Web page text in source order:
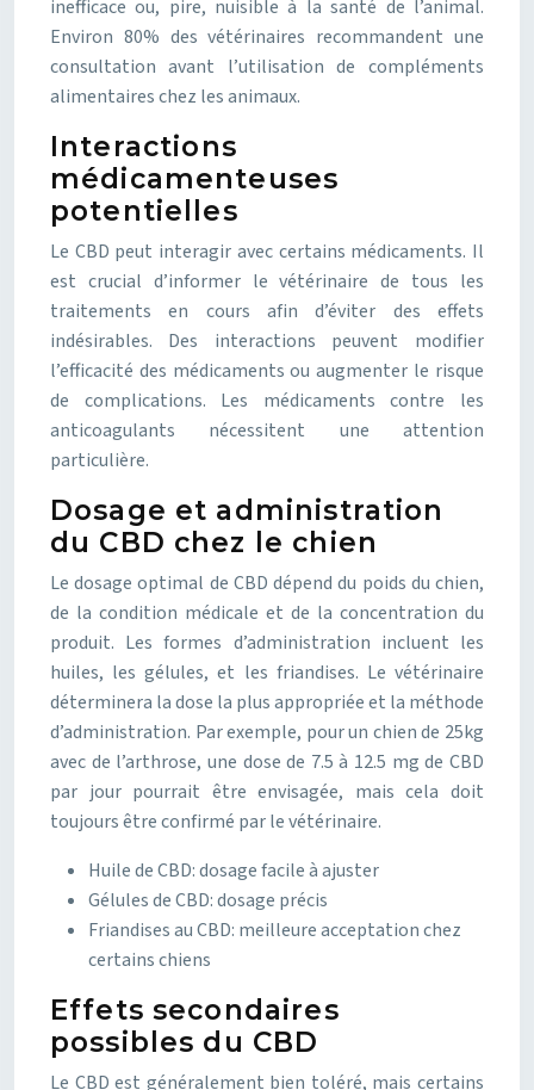
inefficace ou, pire, nuisible à la santé de l’animal.
Environ 80% des vétérinaires recommandent une
consultation avant l’utilisation de compléments
alimentaires chez les animaux.
Interactions
médicamenteuses
potentielles
Le CBD peut interagir avec certains médicaments. Il
est crucial d’informer le vétérinaire de tous les
traitements en cours afin d’éviter des effets
indésirables. Des interactions peuvent modifier
l’efficacité des médicaments ou augmenter le risque
de complications. Les médicaments contre les
anticoagulants nécessitent une attention
particulière.
Dosage et administration
du CBD chez le chien
Le dosage optimal de CBD dépend du poids du chien,
de la condition médicale et de la concentration du
produit. Les formes d’administration incluent les
huiles, les gélules, et les friandises. Le vétérinaire
déterminera la dose la plus appropriée et la méthode
d’administration. Par exemple, pour un chien de 25kg
avec de l’arthrose, une dose de 7.5 à 12.5 mg de CBD
par jour pourrait être envisagée, mais cela doit
toujours être confirmé par le vétérinaire.
Huile de CBD: dosage facile à ajuster
Gélules de CBD: dosage précis
Friandises au CBD: meilleure acceptation chez
certains chiens
Effets secondaires
possibles du CBD
Le CBD est généralement bien toléré, mais certains